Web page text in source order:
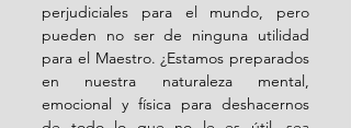
perjudiciales para el mundo, pero
pueden no ser de ninguna utilidad
para el Maestro. ¿Estamos preparados
en nuestra naturaleza mental,
emocional y física para deshacernos